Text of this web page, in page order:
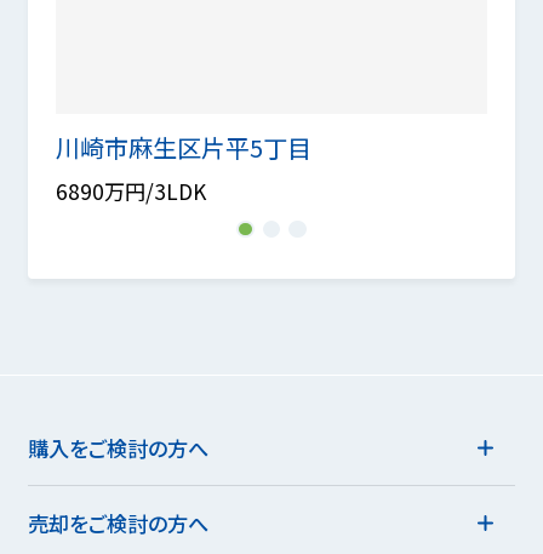
川崎市麻生区片平5丁目
6890万円/3LDK
1
購入をご検討の方へ
売却をご検討の方へ